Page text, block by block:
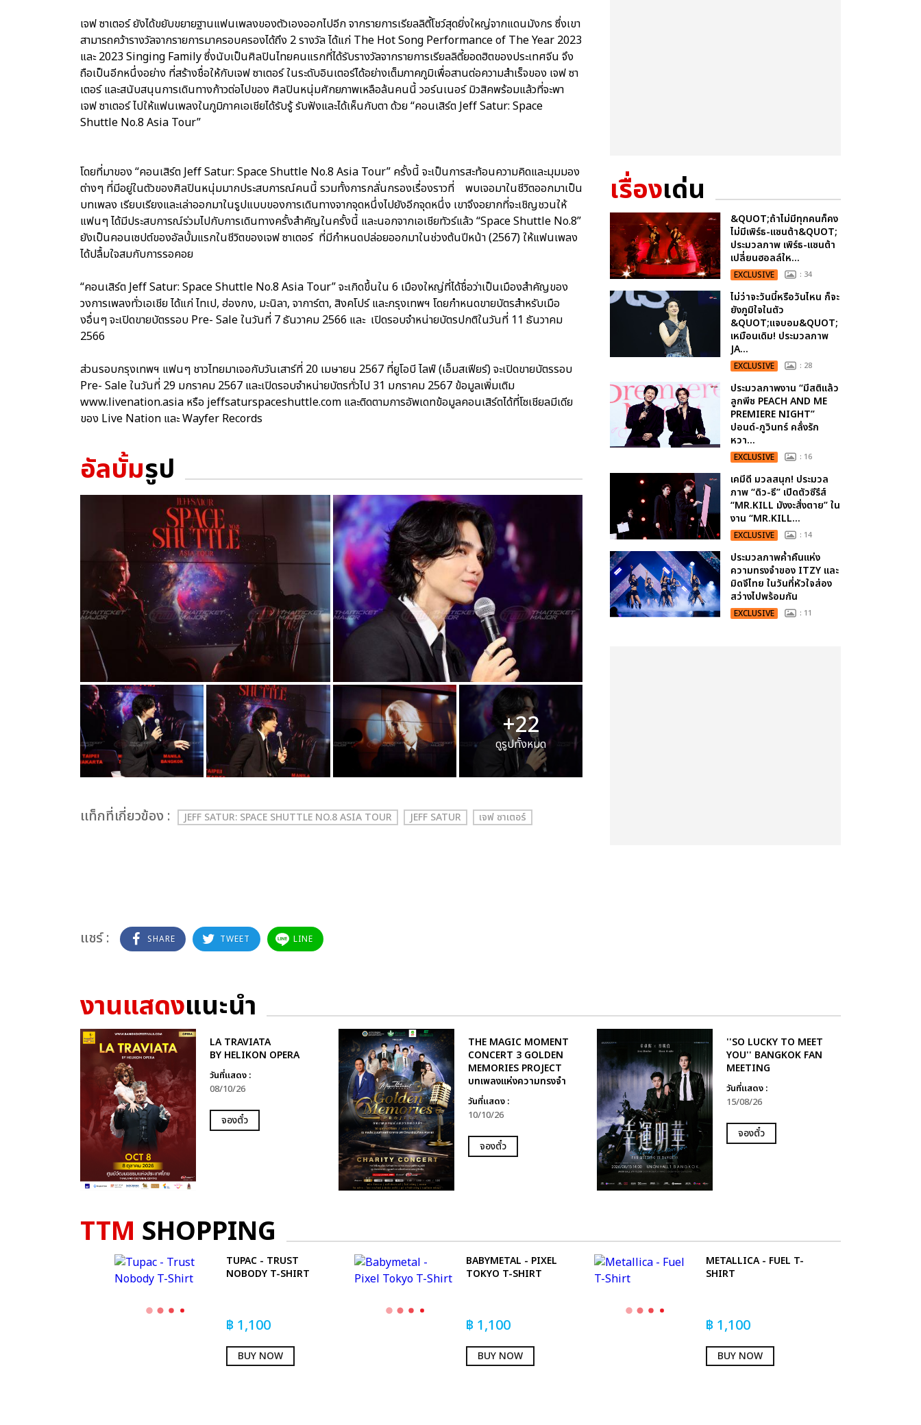
เจฟ ซาเตอร์ ยังได้ขยับขยายฐานแฟนเพลงของตัวเองออกไปอีก จากรายการเรียลลิตี้โชว์สุดยิ่งใหญ่จากแดนมังกร ซึ่งเขา
สามารถคว้ารางวัลจากรายการมาครอบครองได้ถึง 2 รางวัล ได้แก่ The Hot Song Performance of The Year 2023
และ 2023 Singing Family ซึ่งนับเป็นศิลปินไทยคนแรกที่ได้รับรางวัลจากรายการเรียลลิตี้ยอดฮิตของประเทศจีน จึง
ถือเป็นอีกหนึ่งอย่าง ที่สร้างชื่อให้กับเจฟ ซาเตอร์ ในระดับอินเตอร์ได้อย่างเต็มภาคภูมิเพื่อสานต่อความสำเร็จของ เจฟ ซา
เตอร์ และสนับสนุนการเดินทางก้าวต่อไปของ ศิลปินหนุ่มศักยภาพเหลือล้นคนนี้ วอร์นเนอร์ มิวสิคพร้อมแล้วที่จะพา
เจฟ ซาเตอร์ ไปให้แฟนเพลงในภูมิภาคเอเชียได้รับรู้ รับฟังและได้เห็นกับตา ด้วย “คอนเสิร์ต Jeff Satur: Space
Shuttle No.8 Asia Tour”
โดยที่มาของ “คอนเสิร์ต Jeff Satur: Space Shuttle No.8 Asia Tour” ครั้งนี้ จะเป็นการสะท้อนความคิดและมุมมอง
ต่างๆ ที่มีอยู่ในตัวของศิลปินหนุ่มมากประสบการณ์คนนี้ รวมทั้งการกลั่นกรองเรื่องราวที่ พบเจอมาในชีวิตออกมาเป็น
บทเพลง เรียบเรียงและเล่าออกมาในรูปแบบของการเดินทางจากจุดหนึ่งไปยังอีกจุดหนึ่ง เขาจึงอยากที่จะเชิญชวนให้
แฟนๆ ได้มีประสบการณ์ร่วมไปกับการเดินทางครั้งสำคัญในครั้งนี้ และนอกจากเอเชียทัวร์แล้ว “Space Shuttle No.8”
ยังเป็นคอนเซปต์ของอัลบั้มแรกในชีวิตของเจฟ ซาเตอร์ ที่มีกำหนดปล่อยออกมาในช่วงต้นปีหน้า (2567) ให้แฟนเพลง
ได้ปลื้มใจสมกับการรอคอย
“คอนเสิร์ต Jeff Satur: Space Shuttle No.8 Asia Tour” จะเกิดขึ้นใน 6 เมืองใหญ่ที่ได้ชื่อว่าเป็นเมืองสำคัญของ
วงการเพลงทั่วเอเชีย ได้แก่ ไทเป, ฮ่องกง, มะนิลา, จาการ์ตา, สิงคโปร์ และกรุงเทพฯ โดยกำหนดขายบัตรสำหรับเมือ
งอื่นๆ จะเปิดขายบัตรรอบ Pre- Sale ในวันที่ 7 ธันวาคม 2566 และ เปิดรอบจำหน่ายบัตรปกติในวันที่ 11 ธันวาคม
2566
ส่วนรอบกรุงเทพฯ แฟนๆ ชาวไทยมาเจอกับวันเสาร์ที่ 20 เมษายน 2567 ที่ยูโอบี ไลฟ์ (เอ็มสเฟียร์) จะเปิดขายบัตรรอบ
Pre- Sale ในวันที่ 29 มกราคม 2567 และเปิดรอบจำหน่ายบัตรทั่วไป 31 มกราคม 2567 ข้อมูลเพิ่มเติม
www.livenation.asia หรือ jeffsaturspaceshuttle.com และติดตามการอัพเดทข้อมูลคอนเสิร์ตได้ที่โซเชียลมีเดีย
ของ Live Nation และ Wayfer Records
อัลบั้มรูป
+22
ดูรูปทั้งหมด
เเท็กที่เกี่ยวข้อง : JEFF SATUR: SPACE SHUTTLE NO.8 ASIA TOUR JEFF SATUR เจฟ ซาเตอร์
แชร์ : SHARE TWEET LINE
เรื่องเด่น
&QUOT;ถ้าไม่มีทุกคนก็คง
ไม่มีเพิร์ธ-แซนต้า&QUOT;
ประมวลภาพ เพิร์ธ-แซนต้า
เปลี่ยนฮอลล์ให...
EXCLUSIVE : 34
ไม่ว่าจะวันนี้หรือวันไหน ก็จะ
ยังภูมิใจในตัว
&QUOT;แจบอม&QUOT;
เหมือนเดิม! ประมวลภาพ
JA...
EXCLUSIVE : 28
ประมวลภาพงาน “มีสติแล้ว
ลูกพีช PEACH AND ME
PREMIERE NIGHT”
ปอนด์-ภูวินทร์ คลั่งรัก
หวา...
EXCLUSIVE : 16
เคมีดี มวลสนุก! ประมวล
ภาพ “ดิว-ธี” เปิดตัวซีรีส์
“MR.KILL มังงะสั่งตาย” ใน
งาน “MR.KILL...
EXCLUSIVE : 14
ประมวลภาพค่ำคืนแห่ง
ความทรงจำของ ITZY และ
มิดจีไทย ในวันที่หัวใจส่อง
สว่างไปพร้อมกัน
EXCLUSIVE : 11
งานแสดงแนะนำ
LA TRAVIATA
BY HELIKON OPERA
วันที่แสดง :
08/10/26
จองตั๋ว
THE MAGIC MOMENT
CONCERT 3 GOLDEN
MEMORIES PROJECT
บทเพลงแห่งความทรงจำ
วันที่แสดง :
10/10/26
จองตั๋ว
''SO LUCKY TO MEET
YOU'' BANGKOK FAN
MEETING
วันที่แสดง :
15/08/26
จองตั๋ว
TTM SHOPPING
TUPAC - TRUST
NOBODY T-SHIRT
฿ 1,100
BUY NOW
BABYMETAL - PIXEL
TOKYO T-SHIRT
฿ 1,100
BUY NOW
METALLICA - FUEL T-
SHIRT
฿ 1,100
BUY NOW